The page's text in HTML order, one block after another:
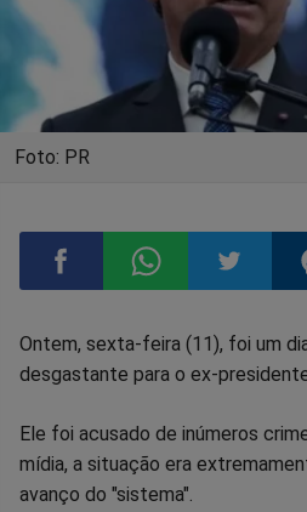
Foto: PR
Compartilhar
Facebook
Compartilhar
WhatsappTwitter
Ontem, sexta-feira (11), foi um
desgastante para o ex-
Ele foi acusado de inúmeros
mídia, a situação era
avanço do "sistema".